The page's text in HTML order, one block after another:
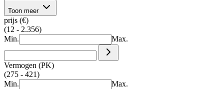
Toon meer
prijs (€)
(12 - 2.356)
Min.
Max.
Vermogen (PK)
(275 - 421)
Min.
Max.